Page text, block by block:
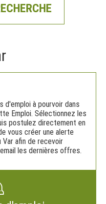
d'emploi à pourvoir dans
Emploi. Sélectionnez les
postulez directement en
vous créer une alerte
afin de recevoir
les dernières offres.